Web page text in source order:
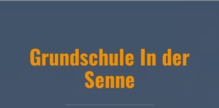
Grundschule In der
Senne